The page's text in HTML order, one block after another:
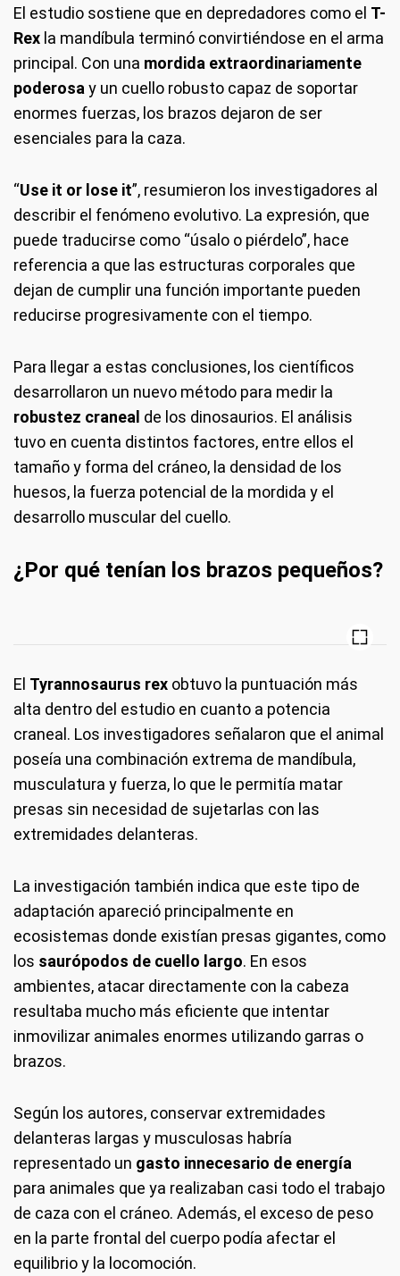
El estudio sostiene que en depredadores como el T-
Rex la mandíbula terminó convirtiéndose en el arma
principal. Con una mordida extraordinariamente
poderosa y un cuello robusto capaz de soportar
enormes fuerzas, los brazos dejaron de ser
esenciales para la caza.
“Use it or lose it”, resumieron los investigadores al
describir el fenómeno evolutivo. La expresión, que
puede traducirse como “úsalo o piérdelo”, hace
referencia a que las estructuras corporales que
dejan de cumplir una función importante pueden
reducirse progresivamente con el tiempo.
Para llegar a estas conclusiones, los científicos
desarrollaron un nuevo método para medir la
robustez craneal de los dinosaurios. El análisis
tuvo en cuenta distintos factores, entre ellos el
tamaño y forma del cráneo, la densidad de los
huesos, la fuerza potencial de la mordida y el
desarrollo muscular del cuello.
¿Por qué tenían los brazos pequeños?
El Tyrannosaurus rex obtuvo la puntuación más
alta dentro del estudio en cuanto a potencia
craneal. Los investigadores señalaron que el animal
poseía una combinación extrema de mandíbula,
musculatura y fuerza, lo que le permitía matar
presas sin necesidad de sujetarlas con las
extremidades delanteras.
La investigación también indica que este tipo de
adaptación apareció principalmente en
ecosistemas donde existían presas gigantes, como
los saurópodos de cuello largo. En esos
ambientes, atacar directamente con la cabeza
resultaba mucho más eficiente que intentar
inmovilizar animales enormes utilizando garras o
brazos.
Según los autores, conservar extremidades
delanteras largas y musculosas habría
representado un gasto innecesario de energía
para animales que ya realizaban casi todo el trabajo
de caza con el cráneo. Además, el exceso de peso
en la parte frontal del cuerpo podía afectar el
equilibrio y la locomoción.